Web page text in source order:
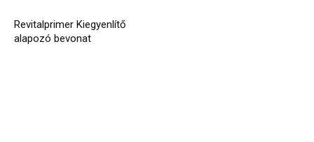
Revitalprimer Kiegyenlítő
alapozó bevonat